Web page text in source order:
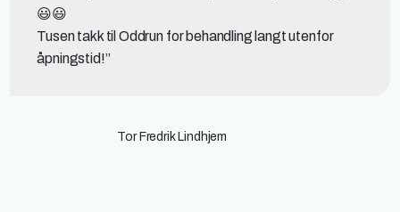
😃😃
Tusen takk til Oddrun for behandling langt utenfor
åpningstid!”
Tor Fredrik Lindhjem